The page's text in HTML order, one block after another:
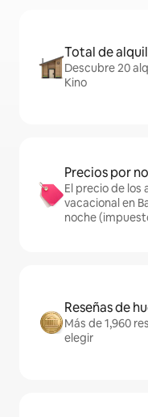
Total de
Descubre 20
Kino
Precios por
El precio de los
vacacional en
noche
Reseñas de
Más de 1,960
elegir